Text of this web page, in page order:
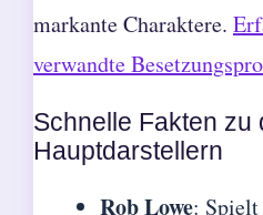
markante Charaktere.
verwandte
Schnelle Fakten zu
Hauptdarstellern
Rob Lowe: Spielt